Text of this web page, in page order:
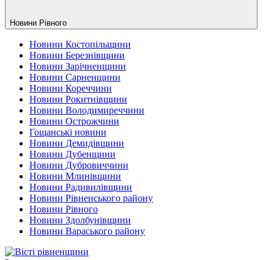
Новини Рiвного
Новини Костопільщини
Новини Березнівщини
Новини Зарічненщини
Новини Сарненщини
Новини Кореччини
Новини Рокитнівщини
Новини Володимиреччини
Новини Острожчини
Гощанські новини
Новини Демидівщини
Новини Дубенщини
Новини Дубровиччини
Новини Млинівщини
Новини Радивилівщини
Новини Рівненського району
Новини Рівного
Новини Здолбунівщини
Новини Вараського району